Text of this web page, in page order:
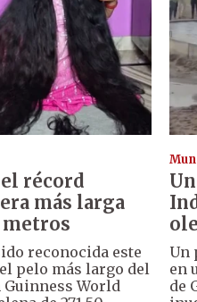
récord
más larga
metros
reconocida este
pelo más largo del
World
Un
en
de